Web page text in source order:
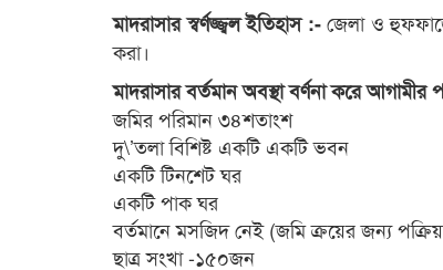
মাদরাসার স্বর্ণজ্জ্বল ইতিহাস :-জেলা ও
করা।
মাদরাসার বর্তমান অবস্থা বর্ণনা করে
জমির পরিমান ৩৪শতাংশ
দু\’তলা বিশিষ্ট একটি একটি ভবন
একটি টিনশেট ঘর
একটি পাক ঘর
বর্তমানে মসজিদ নেই (জমি ক্রয়ের জন্য
ছাত্র সংখা -১৫০জন